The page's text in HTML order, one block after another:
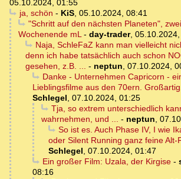
05.10.2024, 01:55
ja, schön - KiS, 05.10.2024, 08:41
"Schritt auf den nächsten Planeten",
Wochenende mL- day-trader,
Naja, SchleFaZ kann man vielleicht
denn ich habe tatsächlich auch schon
gesehen, z.B. ... - neptun, 07.10.2024,
Danke - Unternehmen Capricorn -
Lieblingsfilme aus den 70ern.
Schlegel, 07.10.2024, 01:25
Tja, so extrem unterschiedlich
wahrnehmen, und ... - neptun,
So ist es. Auch Phase IV, I wie
oder Silent Running ganz feine Alt-
Schlegel, 07.10.2024, 01:47
Ein großer Film: Uzala, der Kirgise-
08:16